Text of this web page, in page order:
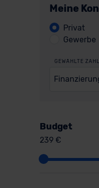
Meine
Privat
Gewerbe
GEWÄHLTE
Budget
239 €